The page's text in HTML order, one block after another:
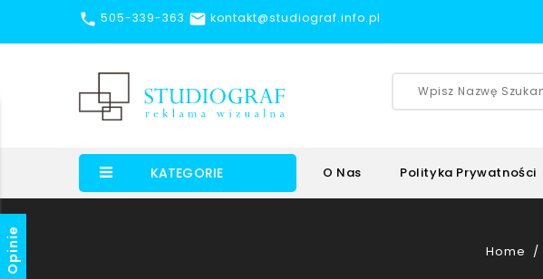
 505-339-363  kontakt@studiograf.info.pl
KATEGORIE O Nas Polityka Prywatności
Home
Opinie